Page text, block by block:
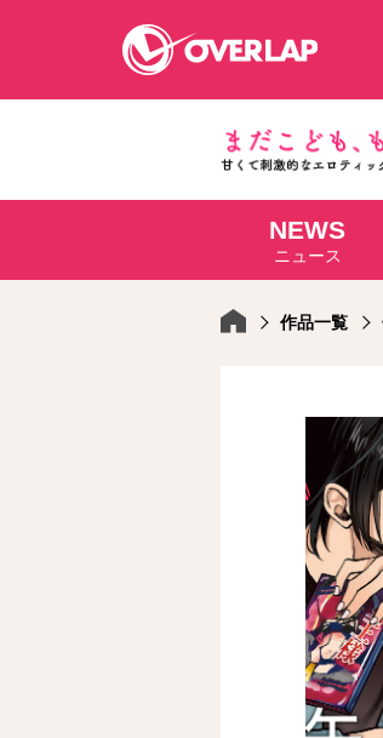
コミッククリエ
ラブパルフェ
NEWS
ニュース
作品一覧